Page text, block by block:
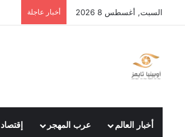
السبت, أغسطس 8 2026 أخبار عاجلة
أخبار العالم عرب المهجر إقتصاد